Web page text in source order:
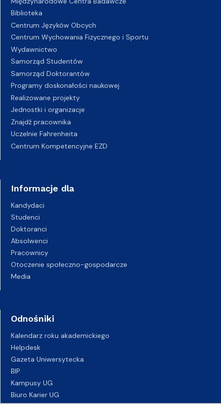
Biblioteka
Centrum Języków Obcych
Centrum Wychowania Fizycznego i Sportu
Wydawnictwo
Samorząd Studentów
Samorząd Doktorantów
Programy doskonałości naukowej
Realizowane projekty
Jednostki i organizacje
Znajdź pracownika
Uczelnie Fahrenheita
Centrum Kompetencyjne EZD
Informacje dla
Kandydaci
Studenci
Doktoranci
Absolwenci
Pracownicy
Otoczenie społeczno-gospodarcze
Media
Odnośniki
Kalendarz roku akademickiego
Helpdesk
Gazeta Uniwersytecka
BIP
Kampusy UG
Biuro Karier UG
Oferty pracy